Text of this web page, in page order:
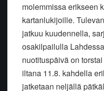
molemmissa erikseen
kartanlukijoille.
jatkuu kuudennella,
osakilpailulla
nuotituspäivä on
iltana 11.8. kahdella
jatketaan neljällä